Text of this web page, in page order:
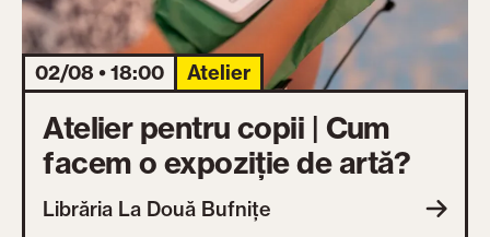
02/08 • 18:00 Atelier
Atelier pentru copii | Cum
facem o expoziție de artă?
Librăria La Două Bufnițe